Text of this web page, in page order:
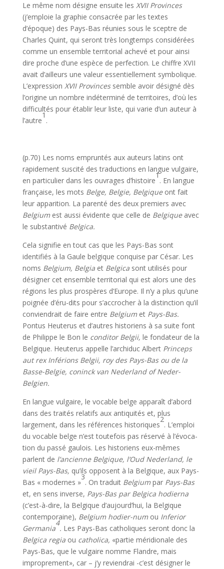
Le même nom désigne ensuite les XVII Provinces
(j’emploie la graphie consacrée par les textes
d’époque) des Pays-Bas réunies sous le sceptre de
Charles Quint, qui seront très longtemps considérées
comme un ensemble territorial achevé et pour ainsi
dire proche d’une espèce de perfection. Le chiffre XVII
avait d’ailleurs une valeur essentiellement symbolique.
L’expression XVII Provinces semble avoir désigné dès
l’ori­gine un nombre indéterminé de territoires, d’où les
difficultés pour établir leur liste, qui varie d’un auteur à
l’autre
1
.
(p.70) Les noms empruntés aux auteurs latins ont
rapidement suscité des traductions en langue vulgaire,
en particulier dans les ouvrages d’his­toire
1
. En langue
française, les mots Belge, Belgie, Belgique ont fait
leur apparition. La parenté des deux premiers avec
Belgium est aussi évidente que celle de Belgique avec
le substantivé Belgica.
Cela signifie en tout cas que les Pays-Bas sont
identifiés à la Gaule belgique conquise par César. Les
noms Belgium, Belgia et Belgica sont utilisés pour
désigner cet ensemble territorial qui est alors une des
régions les plus prospères d’Europe. Il n’y a plus qu’une
poignée d’éru-dits pour s’accrocher à la distinction qu’il
conviendrait de faire entre Belgium et Pays-Bas.
Pontus Heuterus et d’autres historiens à sa suite font
de Philippe le Bon le conditor Belgii, le fondateur de la
Belgique. Heuterus appelle l’archiduc Albert Princeps
aut rex Inférions Belgii, roy des Pays-Bas ou de la
Basse-Belgie, coninck van Nederland of Neder-
Belgien.
En langue vulgaire, le vocable belge apparaît d’abord
dans des traités relatifs aux antiquités et, plus
largement, dans les références histo­riques
2
. L’emploi
du vocable belge n’est toutefois pas réservé à l’évoca­
tion du passé gaulois. Les historiens eux-mêmes
parlent de l’ancienne Belgique, l’Oud Nederland, le
vieil Pays-Bas, qu’ils opposent à la Belgique, aux Pays-
Bas « modernes »
3
. On traduit Belgium par Pays-Bas
et, en sens inverse, Pays-Bas par Belgica hodierna
(c’est-à-dire, la Belgique d’aujourd’hui, la Belgique
contemporaine), Belgium hodier-num ou Inferior
Germania
4
. Les Pays-Bas catholiques seront donc la
Belgica regia ou catholica, «partie méridionale des
Pays-Bas, que le vulgaire nomme Flandre, mais
improprement», car – j’y reviendrai -c’est désigner le